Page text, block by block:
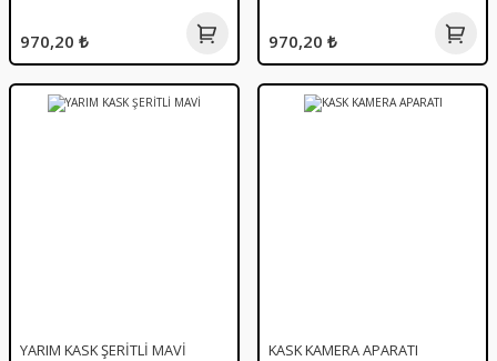
970,20 ₺ 970,20 ₺
YARIM KASK ŞERİTLİ MAVİ KASK KAMERA APARATI